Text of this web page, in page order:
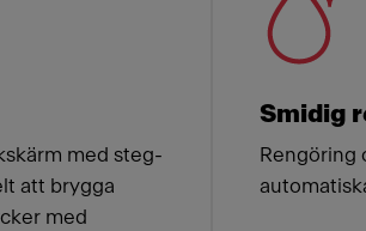
med steg-
att brygga
med
Smidig
Rengöring